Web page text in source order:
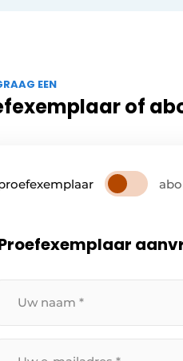
EEN
of
naam